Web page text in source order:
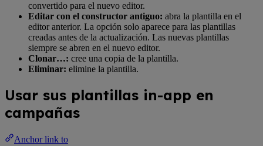
convertido para el nuevo editor.
Editar con el constructor antiguo: abra la plantilla en el
editor anterior. La opción solo aparece para las plantillas
creadas antes de la actualización. Las nuevas plantillas
siempre se abren en el nuevo editor.
Clonar…: cree una copia de la plantilla.
Eliminar: elimine la plantilla.
Usar sus plantillas in-app en
campañas
Anchor link to